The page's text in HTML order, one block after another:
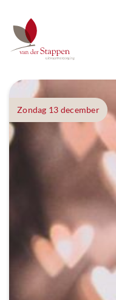
Zondag 13 december